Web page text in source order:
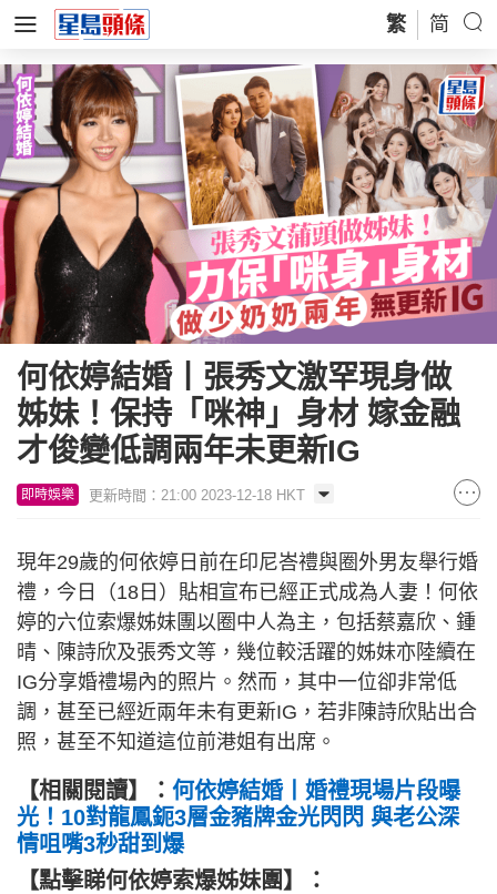
繁 简
何依婷結婚丨張秀文激罕現身做
姊妹！保持「咪神」身材 嫁金融
才俊變低調兩年未更新IG
即時娛樂 更新時間：21:00 2023-12-18 HKT
現年29歲的何依婷日前在印尼峇禮與圈外男友舉行婚
禮，今日（18日）貼相宣布已經正式成為人妻！何依
婷的六位索爆姊妹團以圈中人為主，包括蔡嘉欣、鍾
晴、陳詩欣及張秀文等，幾位較活躍的姊妹亦陸續在
IG分享婚禮場內的照片。然而，其中一位卻非常低
調，甚至已經近兩年未有更新IG，若非陳詩欣貼出合
照，甚至不知道這位前港姐有出席。
【相關閱讀】： 何依婷結婚丨婚禮現場片段曝
光！10對龍鳳鈪3層金豬牌金光閃閃 與老公深
情咀嘴3秒甜到爆
【點擊睇何依婷索爆姊妹團】：